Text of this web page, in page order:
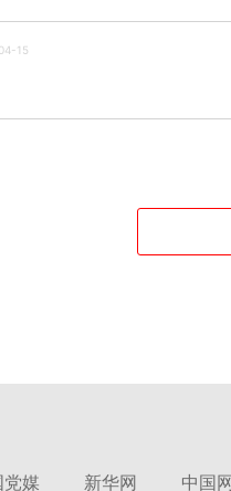
15
党媒 新华网 中国网